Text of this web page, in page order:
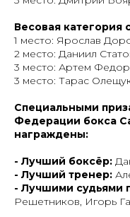
Весовая категория
1 место: Ярослав
2 место: Даниил
3 место: Артем
3 место: Тарас
Специальными
Федерации бокса
награждены:
- Лучший боксёр:
- Лучший тренер:
- Лучшими судьями
Решетников, Игорь